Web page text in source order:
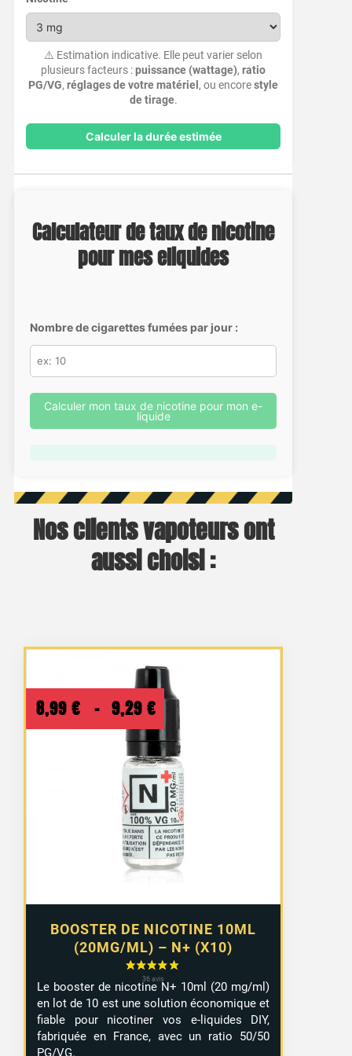
⚠️ Estimation indicative. Elle peut varier selon
plusieurs facteurs :puissance (wattage),ratio
PG/VG,réglages de votre matériel , ou encorestyle
de tirage.
Calculer la durée estimée
Calculateur de taux de nicotine
pour mes eliquides
Nombre de cigarettes fumées par jour :
Calculer mon taux de nicotine pour mon e-
liquide
Nos clients vapoteurs ont
aussi choisi :
BOOSTER DE NICOTINE 10ML
(20MG/ML) – N+ (X10)
8,99 € – 9,29 € Plage
de
prix :
8,99 €
à
9,29 €
Le booster de nicotine N+ 10ml (20 mg/ml)
en lot de 10 est une solution économique et
fiable pour nicotiner vos e-liquides DIY,
fabriquée en France, avec un ratio 50/50
PG/VG.